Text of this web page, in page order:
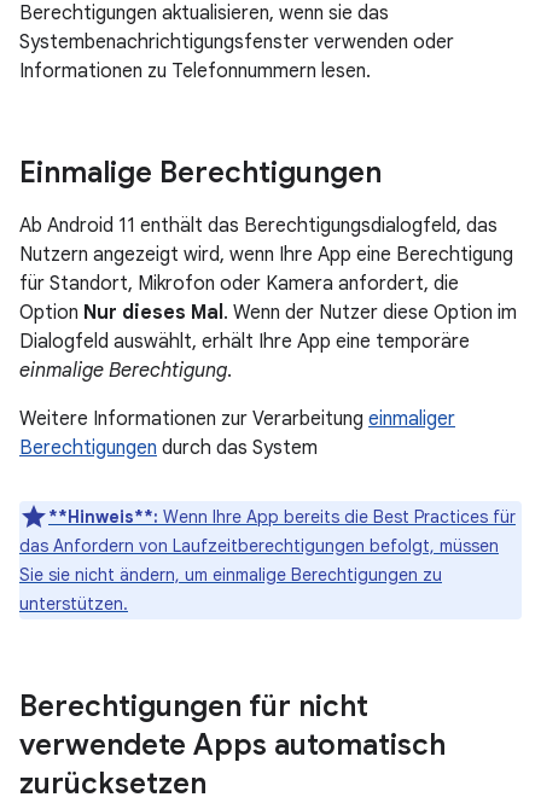
Berechtigungen aktualisieren, wenn sie das
Systembenachrichtigungsfenster verwenden oder
Informationen zu Telefonnummern lesen.
Einmalige Berechtigungen
Ab Android 11 enthält das Berechtigungsdialogfeld, das
Nutzern angezeigt wird, wenn Ihre App eine Berechtigung
für Standort, Mikrofon oder Kamera anfordert, die
Option Nur dieses Mal. Wenn der Nutzer diese Option im
Dialogfeld auswählt, erhält Ihre App eine temporäre
einmalige Berechtigung.
Weitere Informationen zur Verarbeitung einmaliger
Berechtigungen durch das System
**Hinweis**: Wenn Ihre App bereits die Best Practices für
das Anfordern von Laufzeitberechtigungen befolgt, müssen
Sie sie nicht ändern, um einmalige Berechtigungen zu
unterstützen.
Berechtigungen für nicht
verwendete Apps automatisch
zurücksetzen